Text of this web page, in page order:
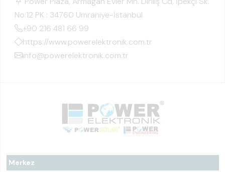
Merkez
No:12 PK : 34760 Ümraniye-İstanbul
+90 216 481 66 99
https://www.powerelektronik.com.tr
info@powerelektronik.com.tr